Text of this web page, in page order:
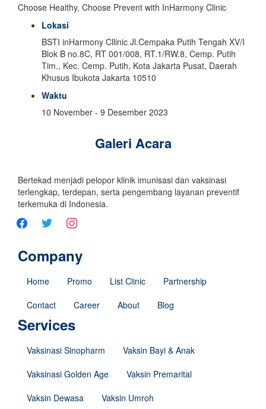
Choose Healthy, Choose Prevent with InHarmony Clinic
Lokasi
BSTI inHarmony Cllinic Jl.Cempaka Putih Tengah XV/I
Blok B no.8C, RT 001/008, RT.1/RW.8, Cemp. Putih
Tim., Kec. Cemp. Putih, Kota Jakarta Pusat, Daerah
Khusus Ibukota Jakarta 10510
Waktu
10 November - 9 Desember 2023
Galeri Acara
Bertekad menjadi pelopor klinik imunisasi dan vaksinasi
terlengkap, terdepan, serta pengembang layanan preventif
terkemuka di Indonesia.
Company
Home Promo List Clinic
Partnership
Contact
Career About Blog
Services
Vaksinasi Sinopharm
Vaksin Bayi & Anak
Vaksinasi Golden Age
Vaksin Premarital
Vaksin Dewasa
Vaksin Umroh